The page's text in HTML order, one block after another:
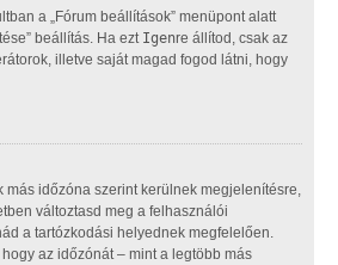
a „Fórum beállítások” menüpont alatt
beállítás. Ha ezt Igenre állítod, csak az
illetve saját magad fogod látni, hogy
más időzóna szerint kerülnek megjelenítésre,
változtasd meg a felhasználói
a tartózkodási helyednek megfelelően.
az időzónát – mint a legtöbb más